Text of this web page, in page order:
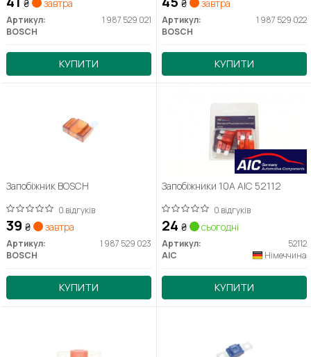
₴ завтра
Артикул:
1 987 529 021
BOSCH
КУПИТИ
₴ завтра
Артикул:
1 987 529 022
BOSCH
КУПИТИ
Запобіжник BOSCH
0 відгуків
39 ₴ завтра
Артикул:
1 987 529 023
BOSCH
КУПИТИ
Запобіжники 10A AIC 52112
0 відгуків
24 ₴ сьогодні
Артикул:
52112
AIC
Німеччина
КУПИТИ